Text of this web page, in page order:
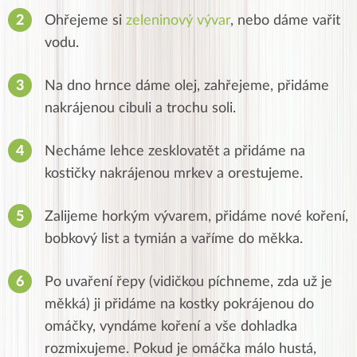
Ohřejeme si zeleninový vývar, nebo dáme vařit
vodu.
Na dno hrnce dáme olej, zahřejeme, přidáme
nakrájenou cibuli a trochu soli.
Necháme lehce zesklovatět a přidáme na
kostičky nakrájenou mrkev a orestujeme.
Zalijeme horkým vývarem, přidáme nové koření,
bobkový list a tymián a vaříme do měkka.
Po uvaření řepy (vidičkou píchneme, zda už je
měkká) ji přidáme na kostky pokrájenou do
omáčky, vyndáme koření a vše dohladka
rozmixujeme. Pokud je omáčka málo hustá,